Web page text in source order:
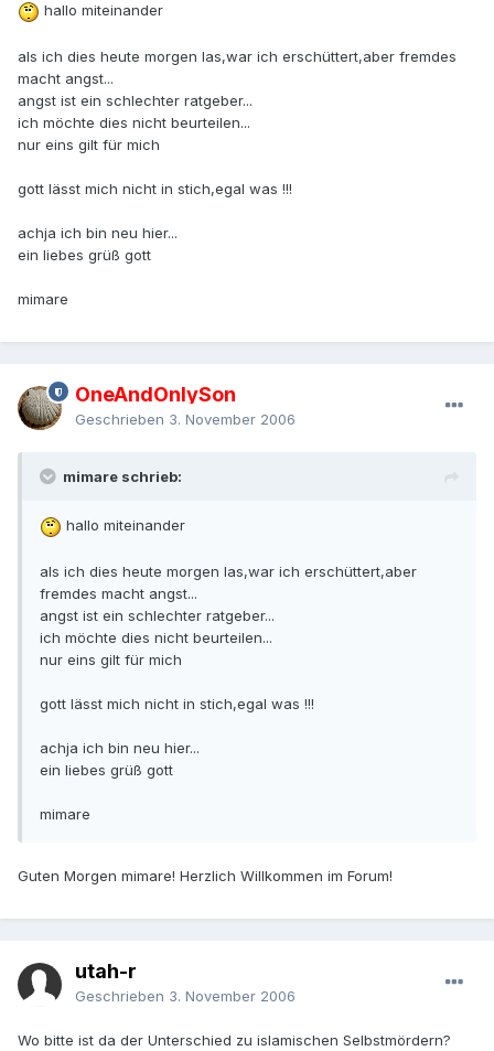
hallo miteinander
als ich dies heute morgen las,war ich erschüttert,aber fremdes
macht angst...
angst ist ein schlechter ratgeber...
ich möchte dies nicht beurteilen...
nur eins gilt für mich
gott lässt mich nicht in stich,egal was !!!
achja ich bin neu hier...
ein liebes grüß gott
mimare
OneAndOnlySon
Geschrieben 3. November 2006
mimare schrieb:
hallo miteinander
als ich dies heute morgen las,war ich erschüttert,aber
fremdes macht angst...
angst ist ein schlechter ratgeber...
ich möchte dies nicht beurteilen...
nur eins gilt für mich
gott lässt mich nicht in stich,egal was !!!
achja ich bin neu hier...
ein liebes grüß gott
mimare
Guten Morgen mimare! Herzlich Willkommen im Forum!
utah-r
Geschrieben 3. November 2006
Wo bitte ist da der Unterschied zu islamischen Selbstmördern?